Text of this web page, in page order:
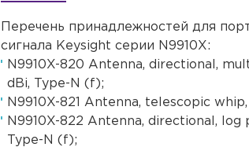
Перечень принадлежностей для
сигнала Keysight серии N9910X:
N9910X-820 Antenna, directional,
dBi, Type-N (f);
N9910X-821 Antenna, telescopic
N9910X-822 Antenna, directional, log
Type-N (f);